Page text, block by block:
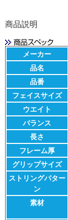
商品説明
メーカー
品名
品番
フェイスサイズ
ウエイト
バランス
長さ
フレーム厚
グリップサイズ
ストリングパター
ン
素材